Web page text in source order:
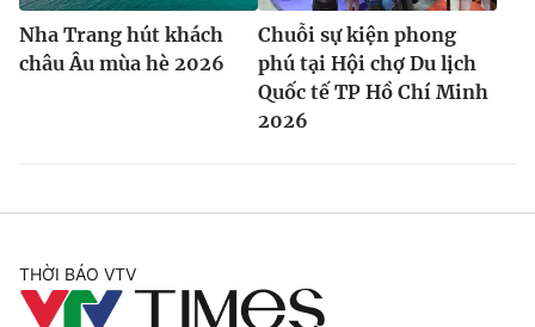
Nha Trang hút khách
châu Âu mùa hè 2026
Chuỗi sự kiện phong
phú tại Hội chợ Du lịch
Quốc tế TP Hồ Chí Minh
2026
THỜI BÁO VTV